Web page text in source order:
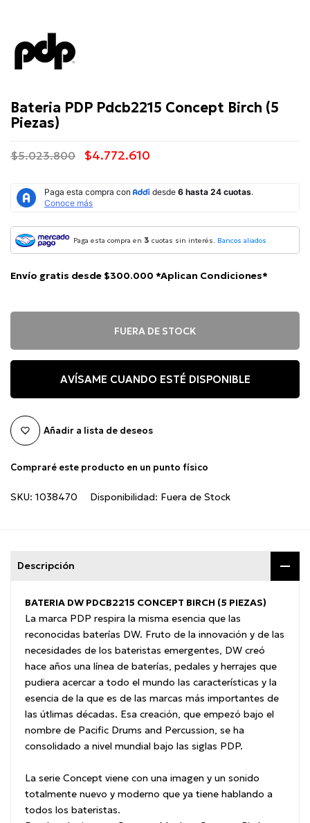
Bateria PDP Pdcb2215 Concept Birch (5
Piezas)
$5.023.800 $4.772.610
Paga esta compra en 3 cuotas sin interés. Bancos aliados
Envío gratis desde $300.000 *Aplican Condiciones*
FUERA DE STOCK
AVÍSAME CUANDO ESTÉ DISPONIBLE
Añadir a lista de deseos
Compraré este producto en un punto físico
SKU: 1038470 Disponibilidad: Fuera de Stock
Descripción
BATERIA DW PDCB2215 CONCEPT BIRCH (5 PIEZAS)
La marca PDP respira la misma esencia que las
reconocidas baterí­as DW. Fruto de la innovación y de las
necesidades de los bateristas emergentes, DW creó
hace años una lí­nea de baterí­as, pedales y herrajes que
pudiera acercar a todo el mundo las caracterí­sticas y la
esencia de la que es de las marcas más importantes de
las útlimas décadas. Esa creación, que empezó bajo el
nombre de Pacific Drums and Percussion, se ha
consolidado a nivel mundial bajo las siglas PDP.
La serie Concept viene con una imagen y un sonido
totalmente nuevo y moderno que ya tiene hablando a
todos los bateristas.